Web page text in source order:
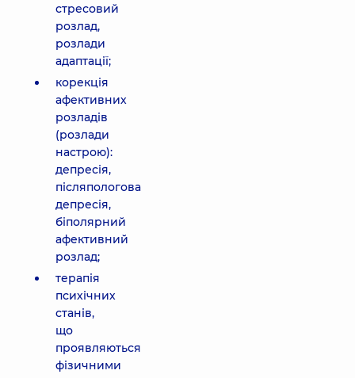
стресовий
розлад,
розлади
адаптації;
корекція
афективних
розладів
(розлади
настрою):
депресія,
післяпологова
депресія,
біполярний
афективний
розлад;
терапія
психічних
станів,
що
проявляються
фізичними